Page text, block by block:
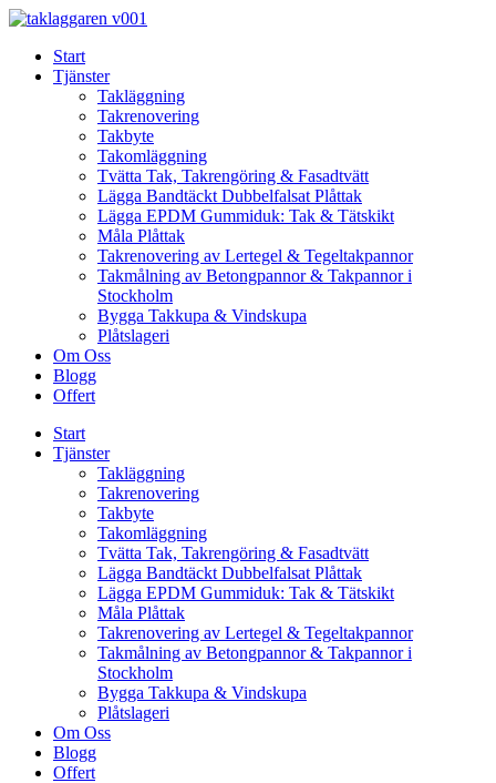
Skip
contentStart
Tjänster
Takläggning
Takrenovering
Takbyte
Takomläggning
Tvätta Tak, Takrengöring & Fasadtvätt
Lägga Bandtäckt Dubbelfalsat Plåttak
Lägga EPDM Gummiduk: Tak & Tätskikt
Måla Plåttak
Takrenovering av Lertegel & Tegeltakpannor
Takmålning av Betongpannor & Takpannor i
Stockholm
Bygga Takkupa & Vindskupa
Plåtslageri
Om Oss
Blogg
Offert
Start
Tjänster
Takläggning
Takrenovering
Takbyte
Takomläggning
Tvätta Tak, Takrengöring & Fasadtvätt
Lägga Bandtäckt Dubbelfalsat Plåttak
Lägga EPDM Gummiduk: Tak & Tätskikt
Måla Plåttak
Takrenovering av Lertegel & Tegeltakpannor
Takmålning av Betongpannor & Takpannor i
Stockholm
Bygga Takkupa & Vindskupa
Plåtslageri
Om Oss
Blogg
Offert